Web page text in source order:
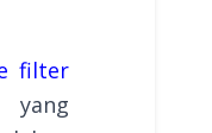
filter
yang